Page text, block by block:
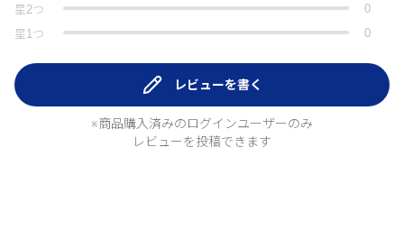
星 2つ
0
星 1 つ 0
レビューを書く
※商品購入済みのログインユーザーのみ
レビューを投稿できます